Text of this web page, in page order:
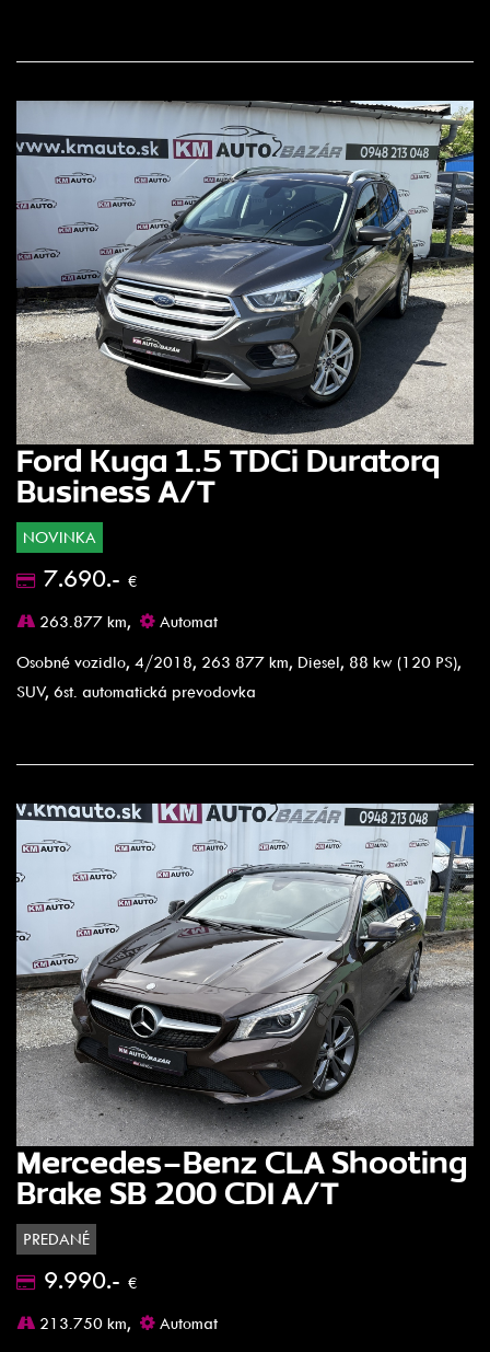
Ford Kuga 1.5 TDCi Duratorq
Business A/T
NOVINKA
7.690.- €
263.877 km,
Automat
Osobné vozidlo, 4/2018, 263 877 km, Diesel, 88 kw (120 PS),
SUV, 6st. automatická prevodovka
Mercedes-Benz CLA Shooting
Brake SB 200 CDI A/T
PREDANÉ
9.990.- €
213.750 km,
Automat